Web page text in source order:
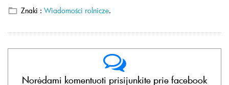
Znaki : Wiadomości rolnicze.
Norėdami komentuoti prisijunkite prie facebook